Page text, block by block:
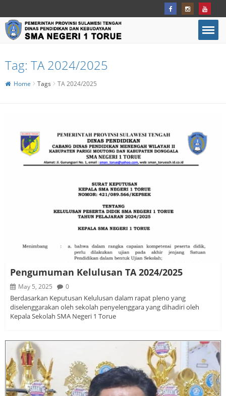
Tag: TA 2024/2025
Home Tags TA 2024/2025
Pengumuman Kelulusan TA 2024/2025
May 5, 2025 0
Berdasarkan Keputusan Kelulusan dalam rapat pleno yang
diselenggarakan oleh sekolah penyelenggara yang dihadiri oleh
Kepala Sekolah SMA Negeri 1 Torue